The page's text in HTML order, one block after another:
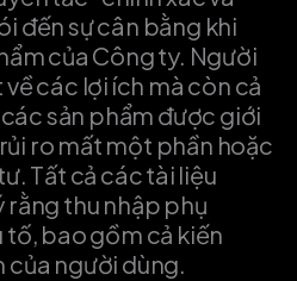
đến sự cân bằng khi
của Công ty. Người
các lợi ích mà còn cả
sản phẩm được giới
ro mất một phần hoặc
Tất cả các tài liệu
rằng thu nhập phụ
tố, bao gồm cả kiến
của người dùng.